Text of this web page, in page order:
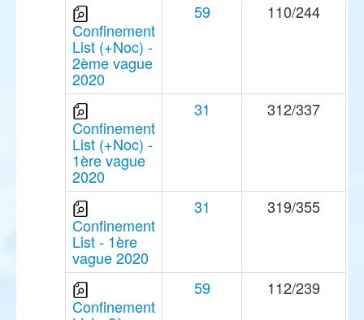
Confinement
List (+Noc) -
2ème vague
2020
59 110/244
Confinement
List (+Noc) -
1ère vague
2020
31 312/337
Confinement
List - 1ère
vague 2020
31 319/355
Confinement
59 112/239